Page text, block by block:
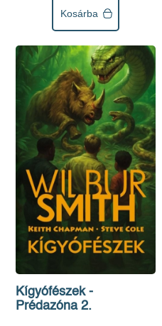
Kosárba
Kígyófészek -
Prédazóna 2.